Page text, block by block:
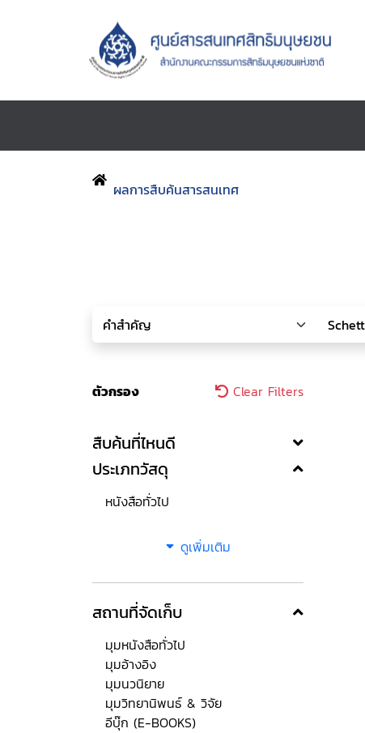
ผลการสืบค้นสารสนเทศ
ตัวกรอง Clear Filters
สืบค้นที่ไหนดี
ประเภทวัสดุ
หนังสือทั่วไป
ดูเพิ่มเติม
สถานที่จัดเก็บ
มุมหนังสือทั่วไป
มุมอ้างอิง
มุมนวนิยาย
มุมวิทยานิพนธ์ & วิจัย
อีบุ๊ก (E-BOOKS)